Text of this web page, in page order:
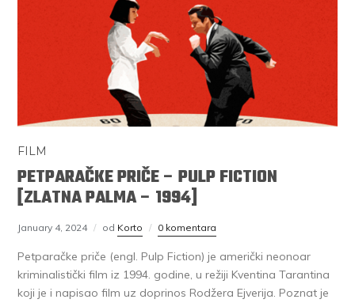
FILM
PETPARAČKE PRIČE – PULP FICTION
[ZLATNA PALMA – 1994]
January 4, 2024 od Korto 0 komentara
Petparačke priče (engl. Pulp Fiction) je američki neonoar
kriminalistički film iz 1994. godine, u režiji Kventina Tarantina
koji je i napisao film uz doprinos Rodžera Ejverija. Poznat je